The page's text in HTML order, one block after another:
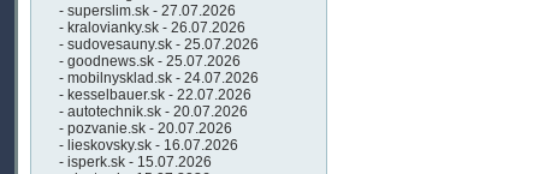
- superslim.sk - 27.07.2026
- kralovianky.sk - 26.07.2026
- sudovesauny.sk - 25.07.2026
- goodnews.sk - 25.07.2026
- mobilnysklad.sk - 24.07.2026
- kesselbauer.sk - 22.07.2026
- autotechnik.sk - 20.07.2026
- pozvanie.sk - 20.07.2026
- lieskovsky.sk - 16.07.2026
- isperk.sk - 15.07.2026